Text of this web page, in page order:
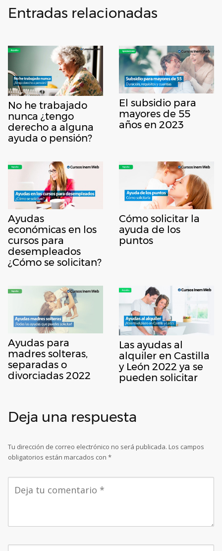
Entradas relacionadas
No he trabajado
nunca ¿tengo
derecho a alguna
ayuda o pensión?
El subsidio para
mayores de 55
años en 2023
Ayudas
económicas en los
cursos para
desempleados
¿Cómo se solicitan?
Cómo solicitar la
ayuda de los
puntos
Ayudas para
madres solteras,
separadas o
divorciadas 2022
Las ayudas al
alquiler en Castilla
y León 2022 ya se
pueden solicitar
Deja una respuesta
Tu dirección de correo electrónico no será publicada. Los campos
obligatorios están marcados con *